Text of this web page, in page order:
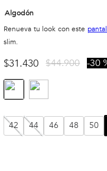
Algodón
Renueva tu look con este
slim.
$31.430 $44.900 30
42 44 46 48 50